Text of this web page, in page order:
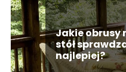
Jakie obrusy
stół
najlepiej?